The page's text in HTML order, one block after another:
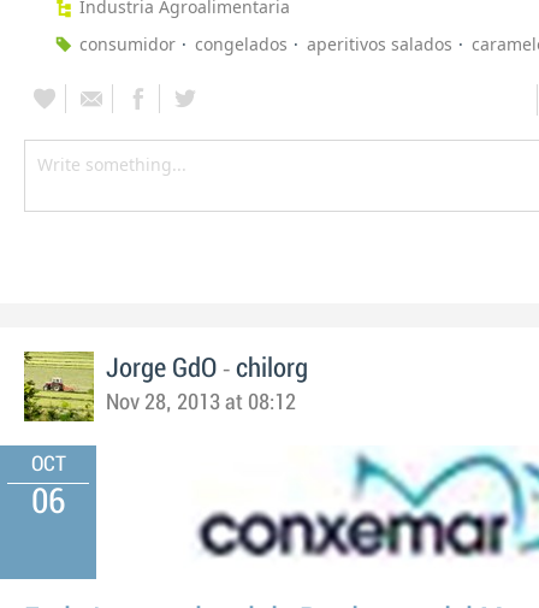
Industria Agroalimentaria
consumidor
congelados aperitivos salados
Jorge GdO - chilorg
Nov 28, 2013 at 08:12
OCT
06